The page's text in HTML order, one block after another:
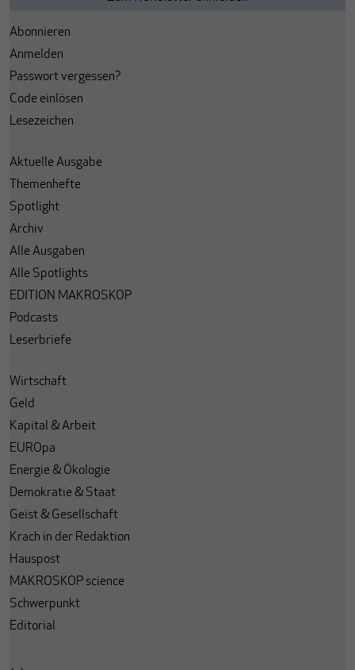
Abonnieren
Anmelden
Passwort vergessen?
Code einlösen
Lesezeichen
Aktuelle Ausgabe
Themenhefte
Spotlight
Archiv
Alle Ausgaben
Alle Spotlights
EDITION MAKROSKOP
Podcasts
Leserbriefe
Wirtschaft
Geld
Kapital & Arbeit
EUROpa
Energie & Ökologie
Demokratie & Staat
Geist & Gesellschaft
Krach in der Redaktion
Hauspost
MAKROSKOP science
Schwerpunkt
Editorial